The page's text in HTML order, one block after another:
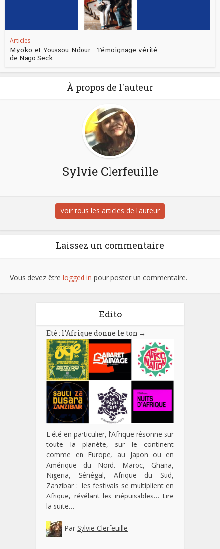
Articles
Myoko et Youssou Ndour : Témoignage vérité
de Nago Seck
À propos de l'auteur
Sylvie Clerfeuille
Voir tous les articles de l'auteur
Laissez un commentaire
Vous devez être logged in pour poster un commentaire.
Edito
Eté : l’Afrique donne le ton →
L'été en particulier, l'Afrique résonne sur
toute la planète, sur le continent
comme en Europe, au Japon ou en
Amérique du Nord. Maroc, Ghana,
Nigeria, Sénégal, Afrique du Sud,
Zanzibar : les festivals se multiplient en
Afrique, révélant les inépuisables… Lire
la suite…
Par Sylvie Clerfeuille